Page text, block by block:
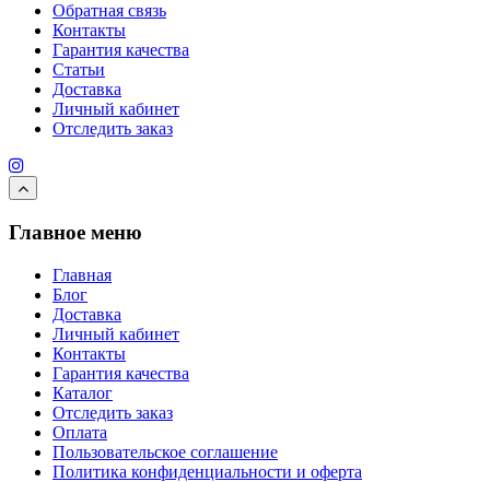
Обратная связь
Контакты
Гарантия качества
Статьи
Доставка
Личный кабинет
Отследить заказ
Главное меню
Главная
Блог
Доставка
Личный кабинет
Контакты
Гарантия качества
Каталог
Отследить заказ
Оплата
Пользовательское соглашение
Политика конфиденциальности и оферта